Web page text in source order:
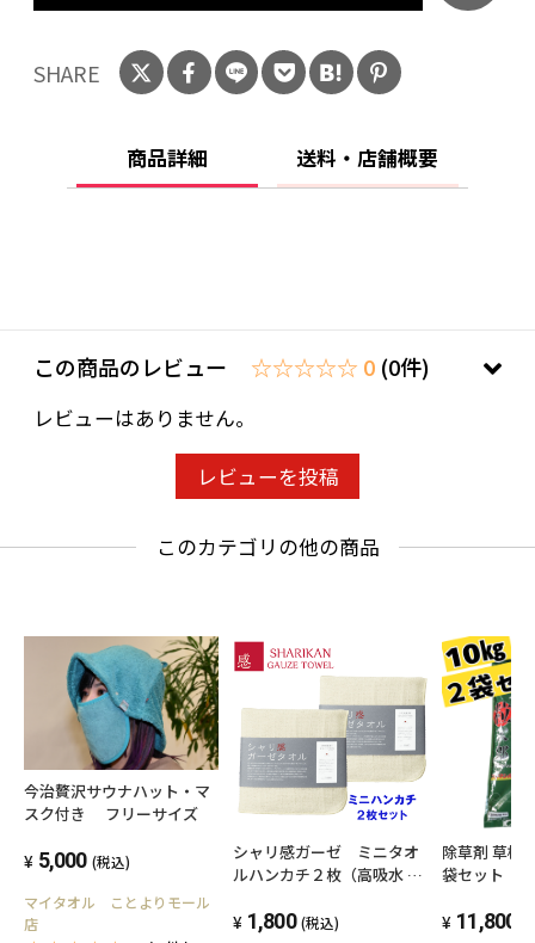
SHARE
商品詳細 送料・店舗概要
この商品のレビュー ☆☆☆☆☆ 0 (0件)
レビューはありません。
レビューを投稿
このカテゴリの他の商品
今治贅沢サウナハット・マ
スク付き フリーサイズ
5,000 (税込)
マイタオル ことよりモール
店
シャリ感ガーゼ ミニタオ
ルハンカチ２枚（高吸水 四
ム）1,800 (税込)
除草剤 草枯
袋セット
11,800